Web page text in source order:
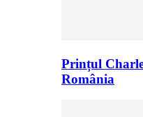
Prințul
România